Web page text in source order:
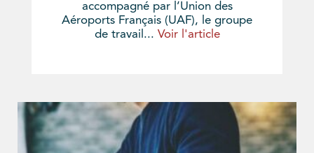
accompagné par l’Union des
Aéroports Français (UAF), le groupe
de travail... Voir l'article